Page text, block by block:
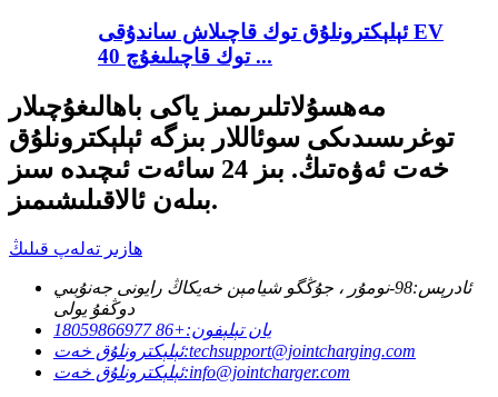
ئېلېكترونلۇق توك قاچىلاش ساندۇقى EV
توك قاچىلىغۇچ 40 ...
مەھسۇلاتلىرىمىز ياكى باھالىغۇچىلار
توغرىسىدىكى سوئاللار بىزگە ئېلېكترونلۇق
خەت ئەۋەتىڭ. بىز 24 سائەت ئىچىدە سىز
بىلەن ئالاقىلىشىمىز.
ھازىر تەلەپ قىلىڭ
ئادرېس:
98-نومۇر ، جۇڭگو شيامېن خەيكاڭ رايونى جەنۇبىي
دوڭفۇ يولى
يان تېلېفون:+86 18059866977
ئېلېكترونلۇق خەت:techsupport@jointcharging.com
ئېلېكترونلۇق خەت:info@jointcharger.com